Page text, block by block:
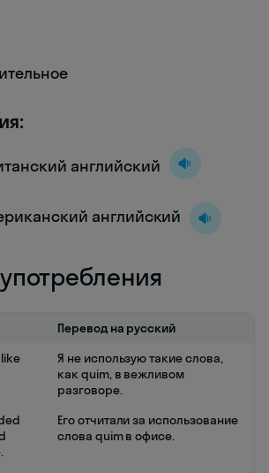
английский
английский
Перевод на русский
Я не использую такие слова,
как quim, в вежливом
разговоре.
Его отчитали за использование
слова quim в офисе.